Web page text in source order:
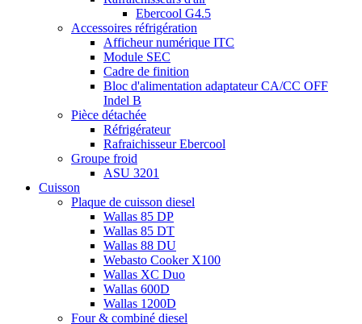
Ebercool G4.5
Accessoires réfrigération
Afficheur numérique ITC
Module SEC
Cadre de finition
Bloc d'alimentation adaptateur CA/CC OFF
Indel B
Pièce détachée
Réfrigérateur
Rafraichisseur Ebercool
Groupe froid
ASU 3201
Cuisson
Plaque de cuisson diesel
Wallas 85 DP
Wallas 85 DT
Wallas 88 DU
Webasto Cooker X100
Wallas XC Duo
Wallas 600D
Wallas 1200D
Four & combiné diesel